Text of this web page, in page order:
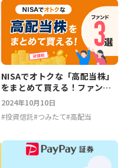
NISAでオトクな「高配当株」
をまとめて買える！ファンド3
選
2024年10月10日
#投資信託#つみたて#高配当